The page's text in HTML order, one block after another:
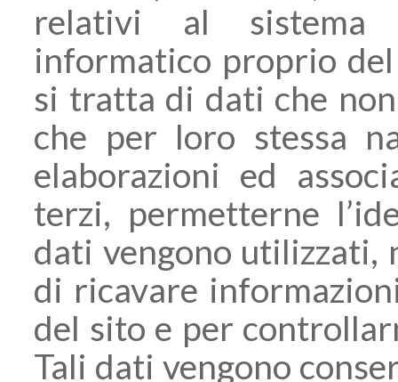
relativi al sistema
informatico proprio
si tratta di dati che
che per loro stessa
elaborazioni ed
terzi, permetterne
dati vengono utilizzati,
di ricavare
del sito e per
Tali dati vengono